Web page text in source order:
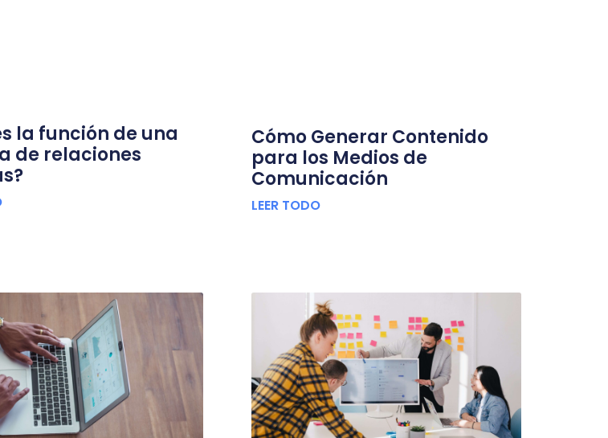
la función de una
de relaciones
Cómo Generar Contenido
para los Medios de
Comunicación
LEER TODO